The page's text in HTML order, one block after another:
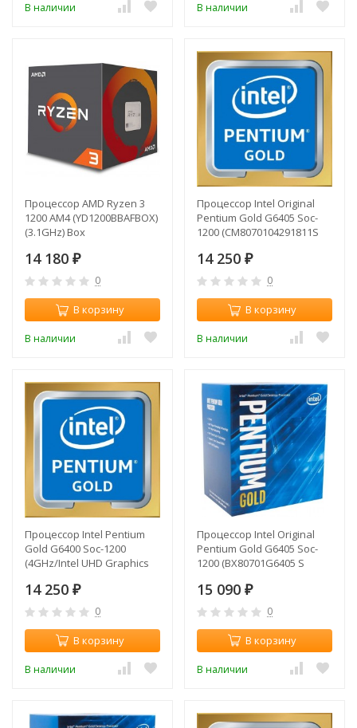
В наличии В наличии
Процессор AMD Ryzen 3
1200 AM4 (YD1200BBAFBOX)
(3.1GHz) Box
14 180 ₽
0
В корзину
В наличии
Процессор Intel Original
Pentium Gold G6405 Soc-
1200 (CM8070104291811S
Graphics 610) OEM
14 250 ₽
0
В корзину
В наличии
Процессор Intel Pentium
Gold G6400 Soc-1200
(4GHz/Intel UHD Graphics
14 250 ₽
0
В корзину
В наличии
Процессор Intel Original
Pentium Gold G6405 Soc-
1200 (BX80701G6405 S
Graphics 610) Box
15 090 ₽
0
В корзину
В наличии